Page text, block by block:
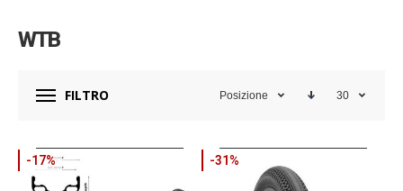
WTB
FILTRO Posizione 30
-17% -31%